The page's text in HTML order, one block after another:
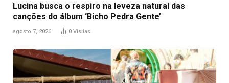
Lucina busca o respiro na leveza natural das
canções do álbum ‘Bicho Pedra Gente’
agosto 7, 2026 0 Visitas